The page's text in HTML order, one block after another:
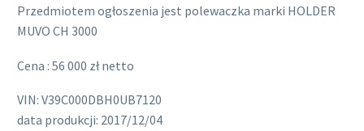
Przedmiotem ogłoszenia jest polewaczka marki HOLDER
MUVO CH 3000
Cena : 56 000 zł netto
VIN: V39C000DBH0UB7120
data produkcji: 2017/12/04